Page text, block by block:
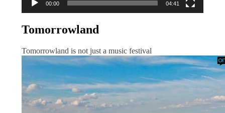
00:00 04:41
Tomorrowland
Tomorrowland is not just a music festival